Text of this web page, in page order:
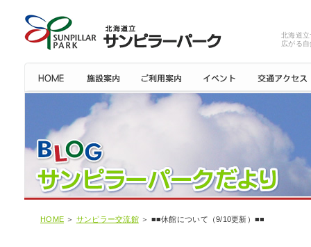
北海道
広がる
HOME ＞ サンピラー交流館＞ ■■休館について（9/10更新）■■